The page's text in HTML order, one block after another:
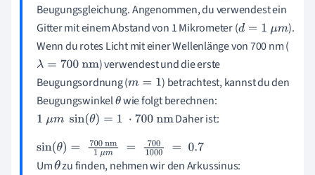
Beugungsgleichung. Angenommen, du verwendest ein
Gitter mit einem Abstand von 1 Mikrometer (d=1μm
).
Wenn du rotes Licht mit einer Wellenlänge von 700 nm (
λ= 700nm
) verwendest und die erste
Beugungsordnung (m= 1
) betrachtest, kannst du den
Beugungswinkelθwie folgt berechnen:
1 μmsin(θ)=1 700nm
Daher ist:
sin(θ)= 700 nm1μm =7001000= 0.7
Umθzu finden, nehmen wir den Arkussinus: